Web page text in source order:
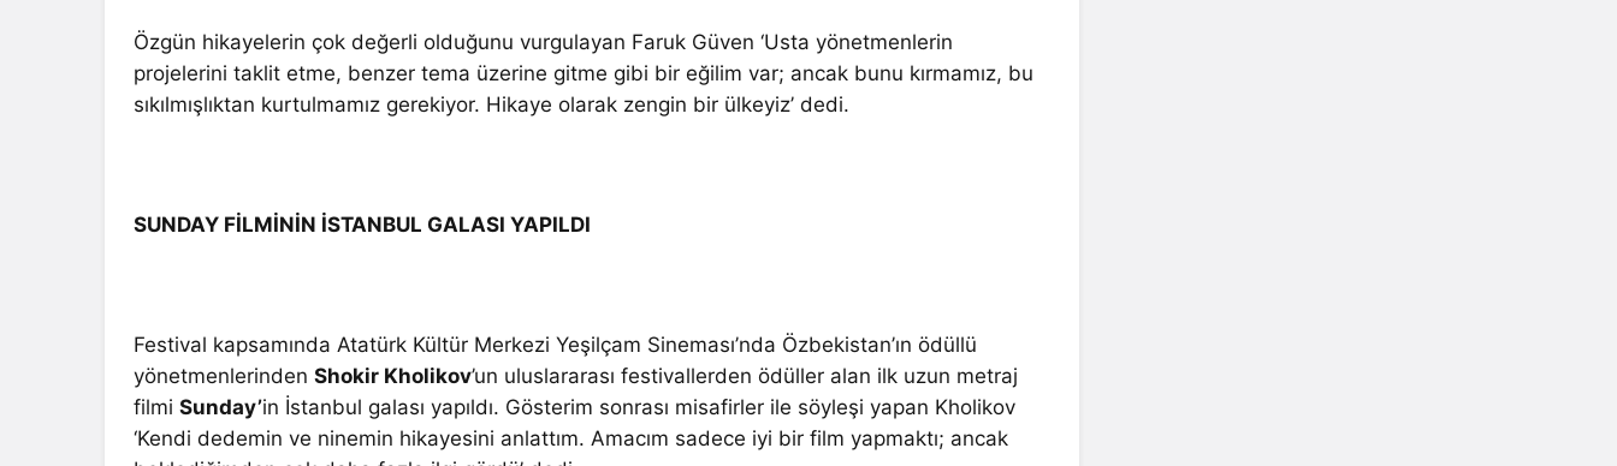
Özgün hikayelerin çok değerli olduğunu vurgulayan Faruk Güven ‘Usta yönetmenlerin
projelerini taklit etme, benzer tema üzerine gitme gibi bir eğilim var; ancak bunu kırmamız, bu
sıkılmışlıktan kurtulmamız gerekiyor. Hikaye olarak zengin bir ülkeyiz’ dedi.
SUNDAY FİLMİNİN İSTANBUL GALASI YAPILDI
Festival kapsamında Atatürk Kültür Merkezi Yeşilçam Sineması’nda Özbekistan’ın ödüllü
yönetmenlerindenShokir Kholikov’un uluslararası festivallerden ödüller alan ilk uzun metraj
filmiSunday’in İstanbul galası yapıldı. Gösterim sonrası misafirler ile söyleşi yapan Kholikov
‘Kendi dedemin ve ninemin hikayesini anlattım. Amacım sadece iyi bir film yapmaktı; ancak